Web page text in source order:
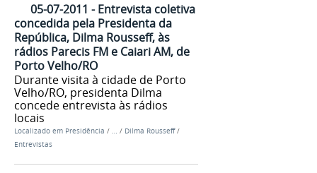
05-07-2011 - Entrevista coletiva
concedida pela Presidenta da
República, Dilma Rousseff, às
rádios Parecis FM e Caiari AM, de
Porto Velho/RO
Durante visita à cidade de Porto
Velho/RO, presidenta Dilma
concede entrevista às rádios
locais
Localizado em Presidência / / Dilma Rousseff /
Entrevistas